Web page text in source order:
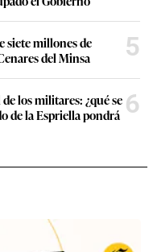
siete millones de
del Minsa
5
los militares: ¿qué se
de la Espriella pondrá 6